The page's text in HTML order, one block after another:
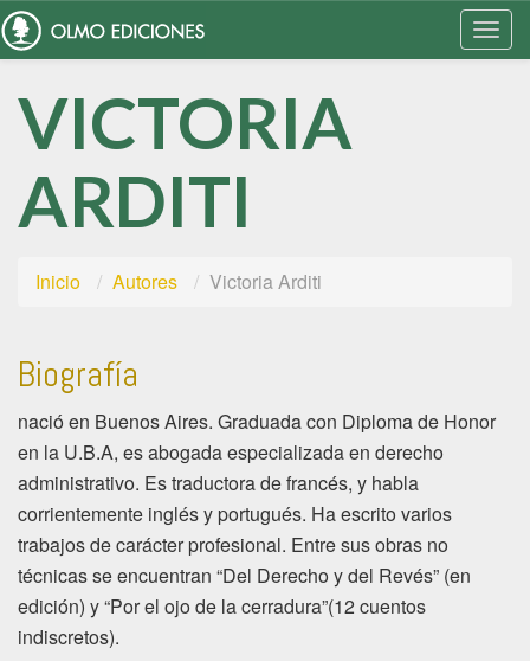
VICTORIA
ARDITI
Inicio Autores Victoria Arditi
Biografía
nació en Buenos Aires. Graduada con Diploma de Honor
en la U.B.A, es abogada especializada en derecho
administrativo. Es traductora de francés, y habla
corrientemente inglés y portugués. Ha escrito varios
trabajos de carácter profesional. Entre sus obras no
técnicas se encuentran “Del Derecho y del Revés” (en
edición) y “Por el ojo de la cerradura”(12 cuentos
indiscretos).